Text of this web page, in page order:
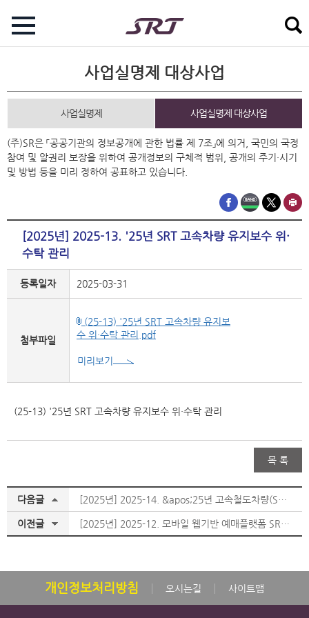
사업실명제 대상사업
사업실명제 사업실명제 대상사업
(주)SR은 「공공기관의 정보공개에 관한 법률 제 7조」에 의거, 국민의 국정
참여 및 알권리 보장을 위하여 공개정보의 구체적 범위, 공개의 주기·시기
및 방법 등을 미리 정하여 공표하고 있습니다.
[2025년] 2025-13. '25년 SRT 고속차량 유지보수 위·
수탁 관리
등록일자 2025-03-31
첨부파일
(25-13) '25년 SRT 고속차량 유지보
수 위·수탁 관리.pdf
미리보기
(25-13) '25년 SRT 고속차량 유지보수 위·수탁 관리
목 록
다음글 [2025년] 2025-14. &apos;25년 고속철도차량(SRT) 청소용역
이전글 [2025년] 2025-12. 모바일 웹기반 예매플랫폼 SRTPlay 운영
개인정보처리방침 오시는길 사이트맵